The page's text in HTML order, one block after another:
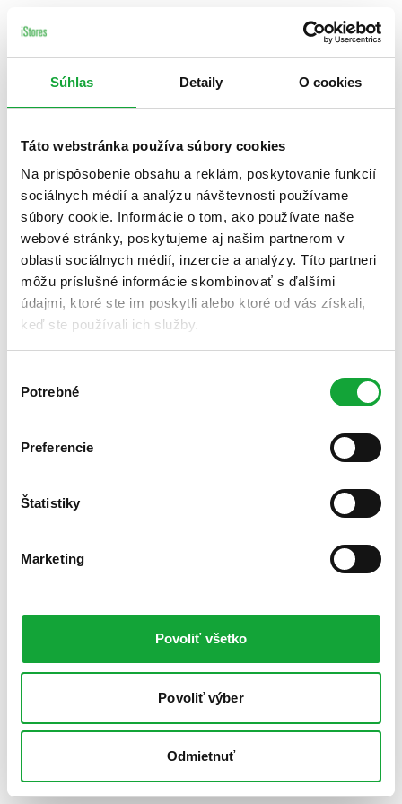
Súhlas Detaily O cookies
Táto webstránka používa súbory cookies
Na prispôsobenie obsahu a reklám, poskytovanie funkcií
sociálnych médií a analýzu návštevnosti používame
súbory cookie. Informácie o tom, ako používate naše
webové stránky, poskytujeme aj našim partnerom v
oblasti sociálnych médií, inzercie a analýzy. Títo partneri
môžu príslušné informácie skombinovať s ďalšími
údajmi, ktoré ste im poskytli alebo ktoré od vás získali,
keď ste používali ich služby.
súhlasu
Potrebné
Preferencie
Štatistiky
Marketing
Povoliť všetko
Povoliť výber
Odmietnuť